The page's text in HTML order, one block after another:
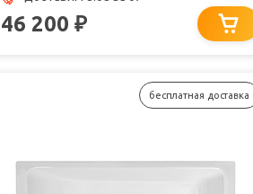
46 200 ₽
бесплатная доставка